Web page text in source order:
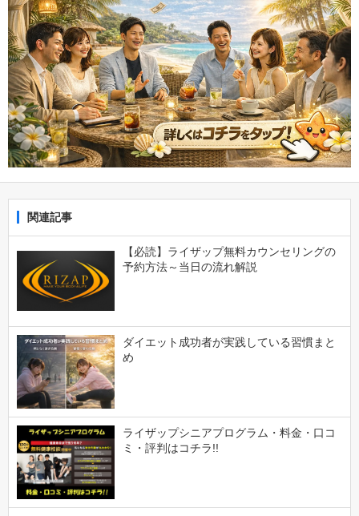
関連記事
【必読】ライザップ無料カウンセリングの
予約方法～当日の流れ解説
ダイエット成功者が実践している習慣まと
め
ライザップシニアプログラム・料金・口コ
ミ・評判はコチラ!!